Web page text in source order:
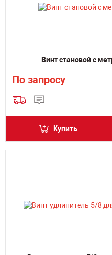
Винт становой с
По запросу
Купить